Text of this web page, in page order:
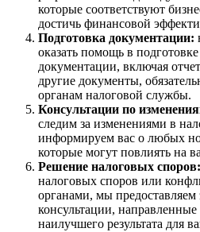
которые соответствуют
достичь финансовой
Подготовка документации:
оказать помощь в
документации, включая
другие документы,
органам налоговой службы.
Консультации по
следим за изменениями в
информируем вас о любых
которые могут повлиять на
Решение налоговых споров:
налоговых споров или
органами, мы
консультации,
наилучшего результата для